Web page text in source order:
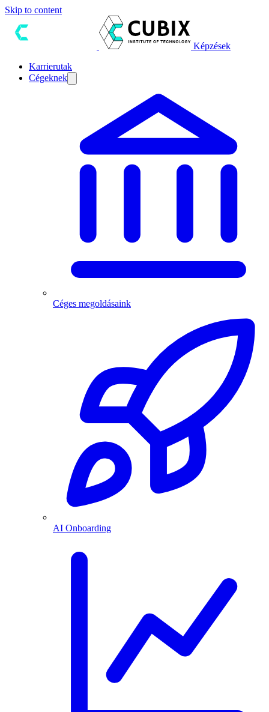
Skip to content
Képzések
Karrierutak
Cégeknek
Céges megoldásaink
AI Onboarding